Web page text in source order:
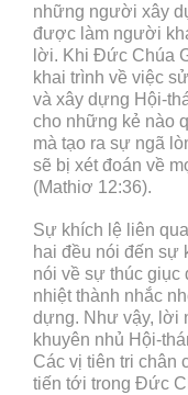
những người xây
được làm người
lời. Khi Đức Chúa
khai trình về việc
và xây dựng Hội-
cho những kẻ nào
mà tạo ra sự ngã
sẽ bị xét đoán về
(Mathiơ 12:36).
Sự khích lệ liên
hai đều nói đến sự
nói về sự thúc giục
nhiệt thành nhắc
dựng. Như vậy, lời
khuyên nhủ Hội-
Các vị tiên tri chân
tiến tới trong Đức